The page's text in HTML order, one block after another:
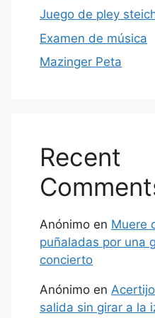
Juego de pley
Examen de música
Mazinger Peta
Recent
Anónimo en Muere
puñaladas por una
concierto
Anónimo en
salida sin girar a la